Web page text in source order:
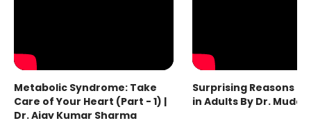
Metabolic Syndrome: Take
Care of Your Heart (Part - 1) |
Dr. Ajay Kumar Sharma
Surprising Reasons
in Adults By Dr.